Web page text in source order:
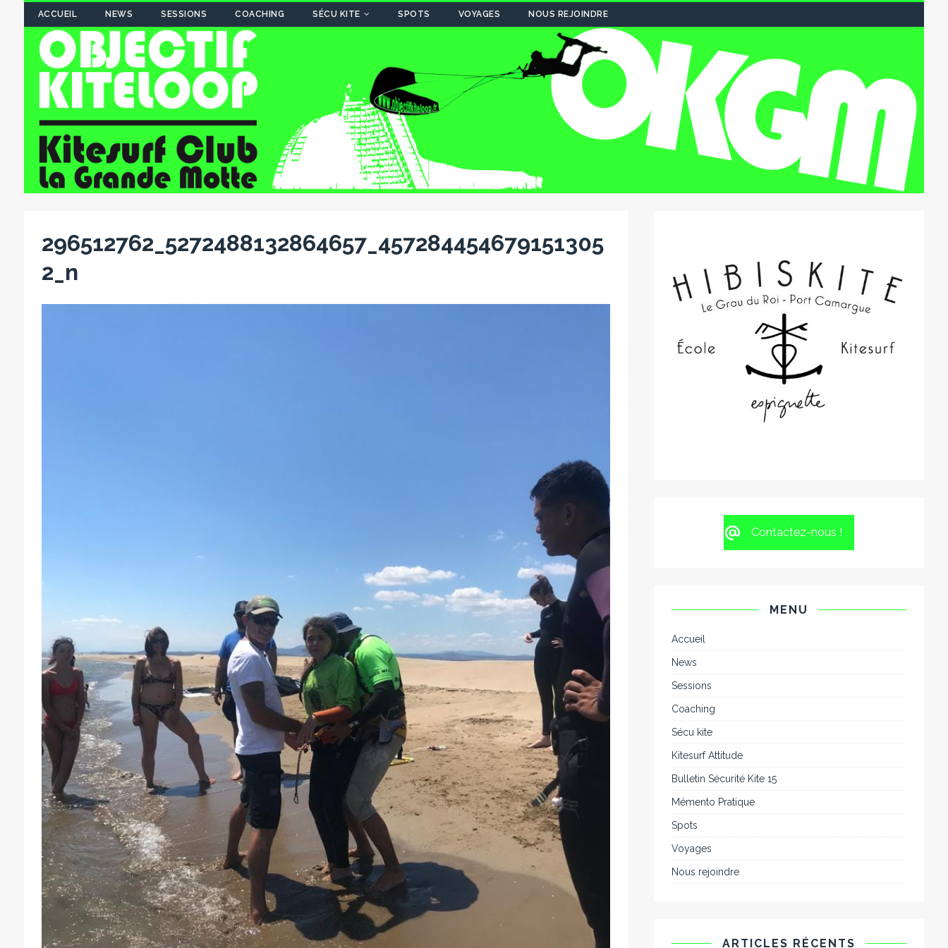
ACCUEIL NEWS SESSIONS COACHING SÉCU KITE SPOTS VOYAGES NOUS REJOINDRE
296512762_5272488132864657_457284454679151305
2_n
Contactez-nous !
MENU
Accueil
News
Sessions
Coaching
Sécu kite
Kitesurf Attitude
Bulletin Sécurité Kite 15
Mémento Pratique
Spots
Voyages
Nous rejoindre
ARTICLES RÉCENTS